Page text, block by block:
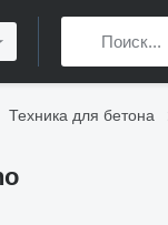
Техника для бетона